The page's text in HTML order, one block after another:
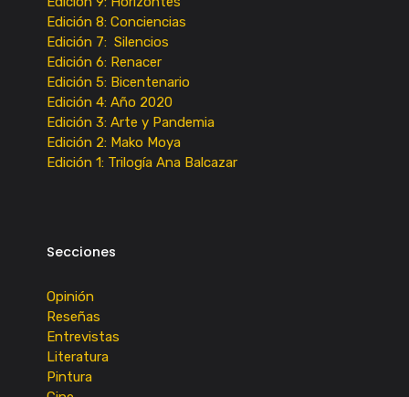
Edición 8: Conciencias
Edición 7: Silencios
Edición 6: Renacer
Edición 5: Bicentenario
Edición 4: Año 2020
Edición 3: Arte y Pandemia
Edición 2: Mako Moya
Edición 1: Trilogía Ana Balcazar
Secciones
Opinión
Reseñas
Entrevistas
Literatura
Pintura